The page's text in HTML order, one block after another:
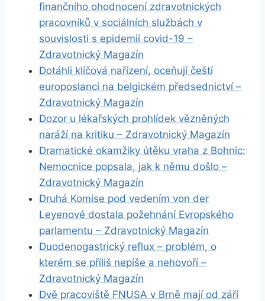
finančního ohodnocení zdravotnických
pracovníků v sociálních službách v
souvislosti s epidemií covid-19 –
Zdravotnický Magazín
Dotáhli klíčová nařízení, oceňují čeští
europoslanci na belgickém předsednictví –
Zdravotnický Magazín
Dozor u lékařských prohlídek vězněných
naráží na kritiku – Zdravotnický Magazín
Dramatické okamžiky útěku vraha z Bohnic:
Nemocnice popsala, jak k němu došlo –
Zdravotnický Magazín
Druhá Komise pod vedením von der
Leyenové dostala požehnání Evropského
parlamentu – Zdravotnický Magazín
Duodenogastrický reflux – problém, o
kterém se příliš nepíše a nehovoří –
Zdravotnický Magazín
Dvě pracoviště FNUSA v Brně mají od září